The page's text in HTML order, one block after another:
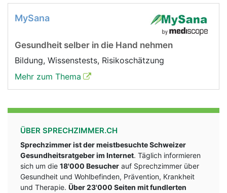
MySana
Gesundheit selber in die Hand nehmen
Bildung, Wissenstests, Risikoschätzung
Mehr zum Thema
ÜBER SPRECHZIMMER.CH
Sprechzimmer ist der meistbesuchte Schweizer
Gesundheitsratgeber im Internet. Täglich informieren
sich um die 18'000 Besucher auf Sprechzimmer über
Gesundheit und Wohlbefinden, Prävention, Krankheit
und Therapie. Über 23'000 Seiten mit fundlerten